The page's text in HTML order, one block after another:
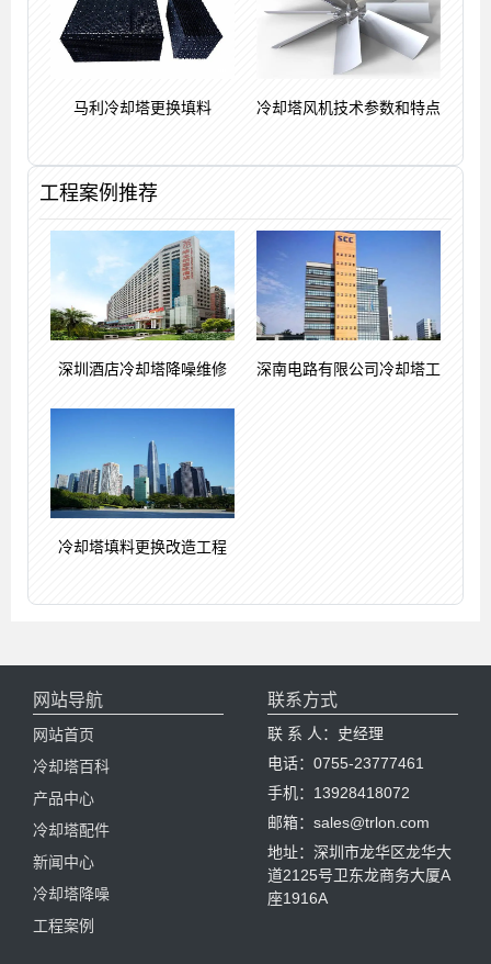
马利冷却塔更换填料 冷却塔风机技术参数和特点
工程案例推荐
深圳酒店冷却塔降噪维修 深南电路有限公司冷却塔工
冷却塔填料更换改造工程
网站导航
网站首页
冷却塔百科
产品中心
冷却塔配件
新闻中心
冷却塔降噪
工程案例
联系方式
联 系 人：史经理
电话：0755-23777461
手机：13928418072
邮箱：sales@trlon.com
地址：深圳市龙华区龙华大
道2125号卫东龙商务大厦A
座1916A